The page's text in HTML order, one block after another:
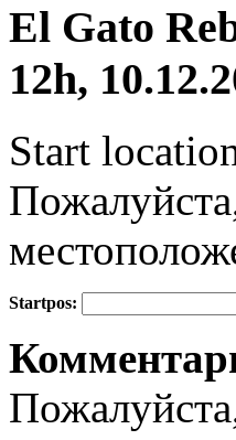
El Gato
12h,
Start
−
Startpos: